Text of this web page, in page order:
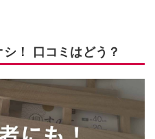
！ 口コミはどう？